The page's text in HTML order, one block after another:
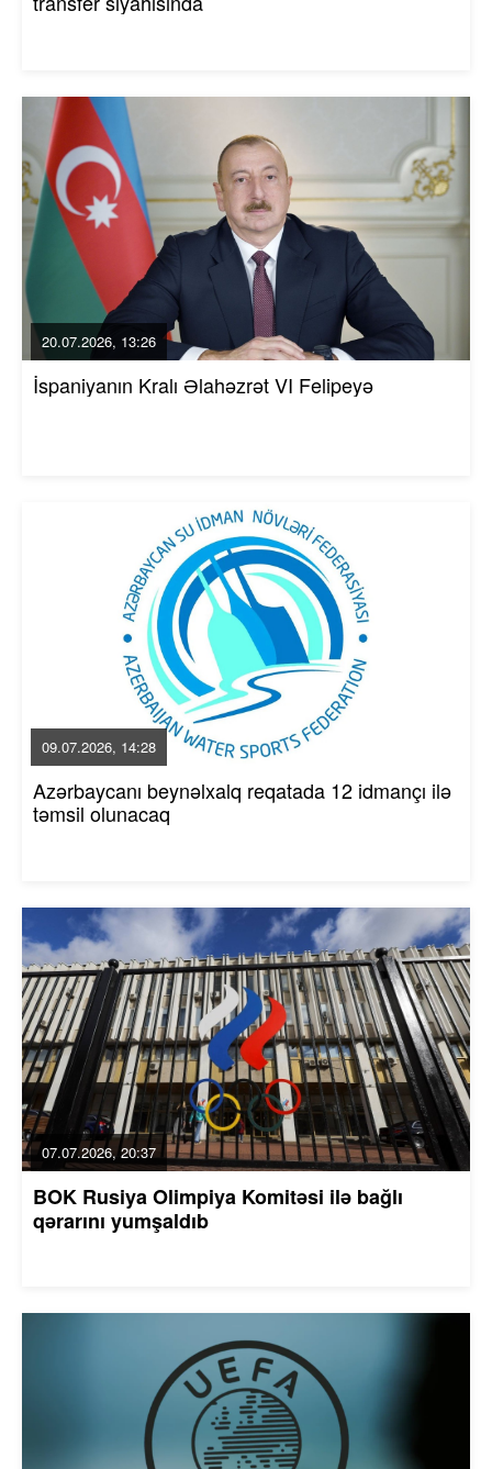
20.07.2026, 13:26
İspaniyanın Kralı Əlahəzrət VI Felipeyə
09.07.2026, 14:28
Azərbaycanı beynəlxalq reqatada 12 idmançı ilə
təmsil olunacaq
07.07.2026, 20:37
BOK Rusiya Olimpiya Komitəsi ilə bağlı
qərarını yumşaldıb